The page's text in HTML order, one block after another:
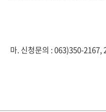
마. 신청문의 : 063)350-2167,